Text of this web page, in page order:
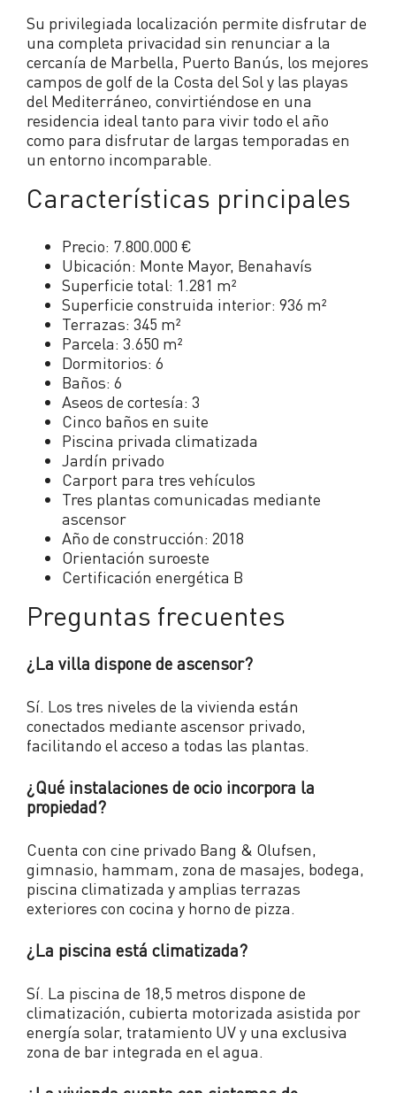
Su privilegiada localización permite disfrutar de
una completa privacidad sin renunciar a la
cercanía de Marbella, Puerto Banús, los mejores
campos de golf de la Costa del Sol y las playas
del Mediterráneo, convirtiéndose en una
residencia ideal tanto para vivir todo el año
como para disfrutar de largas temporadas en
un entorno incomparable.
Características principales
Precio: 7.800.000 €
Ubicación: Monte Mayor, Benahavís
Superficie total: 1.281 m²
Superficie construida interior: 936 m²
Terrazas: 345 m²
Parcela: 3.650 m²
Dormitorios: 6
Baños: 6
Aseos de cortesía: 3
Cinco baños en suite
Piscina privada climatizada
Jardín privado
Carport para tres vehículos
Tres plantas comunicadas mediante
ascensor
Año de construcción: 2018
Orientación suroeste
Certificación energética B
Preguntas frecuentes
¿La villa dispone de ascensor?
Sí. Los tres niveles de la vivienda están
conectados mediante ascensor privado,
facilitando el acceso a todas las plantas.
¿Qué instalaciones de ocio incorpora la
propiedad?
Cuenta con cine privado Bang & Olufsen,
gimnasio, hammam, zona de masajes, bodega,
piscina climatizada y amplias terrazas
exteriores con cocina y horno de pizza.
¿La piscina está climatizada?
Sí. La piscina de 18,5 metros dispone de
climatización, cubierta motorizada asistida por
energía solar, tratamiento UV y una exclusiva
zona de bar integrada en el agua.